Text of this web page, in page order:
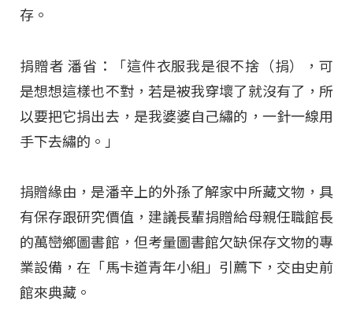
存。
捐贈者 潘省：「這件衣服我是很不捨（捐），可
是想想這樣也不對，若是被我穿壞了就沒有了，所
以要把它捐出去，是我婆婆自己繡的，一針一線用
手下去繡的。」
捐贈緣由，是潘辛上的外孫了解家中所藏文物，具
有保存跟研究價值，建議長輩捐贈給母親任職館長
的萬巒鄉圖書館，但考量圖書館欠缺保存文物的專
業設備，在「馬卡道青年小組」引薦下，交由史前
館來典藏。